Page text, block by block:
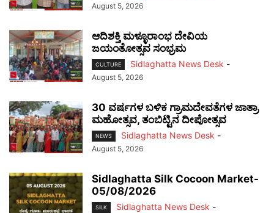
August 5, 2026
ಆದಿಶಕ್ತಿ ಮಳ್ಳೂರಾಂಭ ದೇವಿಯ
ಜಯಂತೋತ್ಸವ ಸಂಭ್ರಮ
CULTURE Sidlaghatta News Desk -
August 5, 2026
30 ವರ್ಷಗಳ ಬಳಿಕ ಗ್ರಾಮದೇವತೆಗಳ ಜಾತ್ರಾ
ಮಹೋತ್ಸವ, ತಂಬಿಟ್ಟಿನ ದೀಪೋತ್ಸವ
NEWS Sidlaghatta News Desk -
August 5, 2026
Sidlaghatta Silk Cocoon Market-
05/08/2026
SILK Sidlaghatta News Desk -